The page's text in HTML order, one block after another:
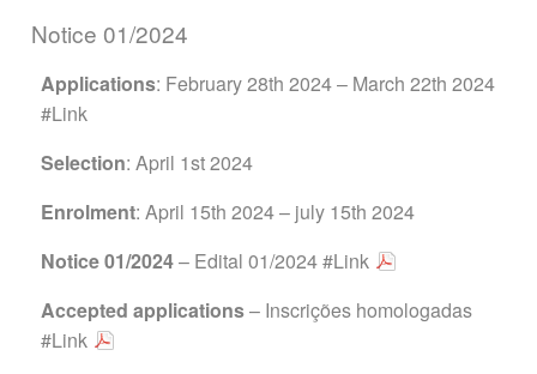
Notice 01/2024
Applications: February28th 2024 – March 22th 2024
#Link
Selection: April 1st 2024
Enrolment: April 15th 2024 – july 15th 2024
Notice 01/2024– Edital 01/2024#Link
Accepted applications– Inscrições homologadas
#Link